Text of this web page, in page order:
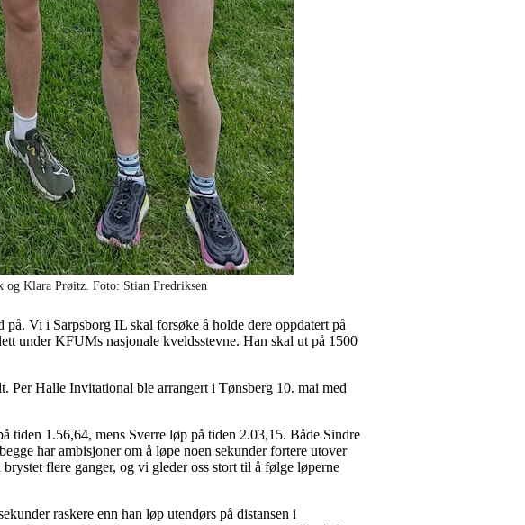
og Klara Prøitz. Foto: Stian Fredriksen
Vi i Sarpsborg IL skal forsøke å holde dere oppdatert på
under KFUMs nasjonale kveldsstevne. Han skal ut på 1500
Per Halle Invitational ble arrangert i Tønsberg 10. mai med
tiden 1.56,64, mens Sverre løp på tiden 2.03,15. Både Sindre
har ambisjoner om å løpe noen sekunder fortere utover
flere ganger, og vi gleder oss stort til å følge løperne
raskere enn han løp utendørs på distansen i